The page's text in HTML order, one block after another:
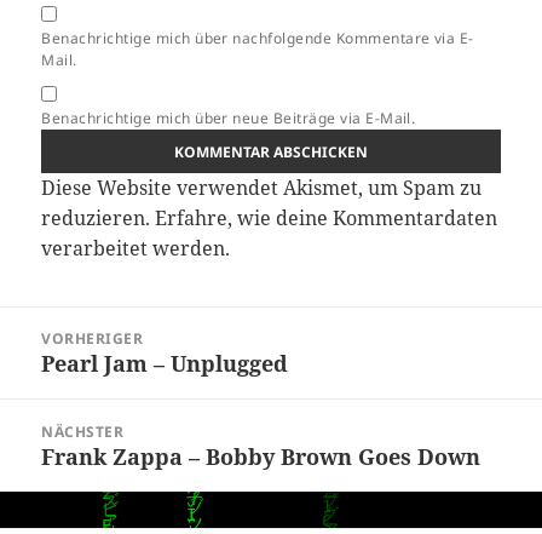
Benachrichtige mich über nachfolgende Kommentare via E-
Mail.
Benachrichtige mich über neue Beiträge via E-Mail.
Diese Website verwendet Akismet, um Spam zu
reduzieren.Erfahre, wie deine Kommentardaten
verarbeitet werden.
VORHERIGER
Vorheriger
Pearl Jam – Unplugged
NÄCHSTER
Nächster
Beitrag:
Frank Zappa – Bobby Brown Goes Down